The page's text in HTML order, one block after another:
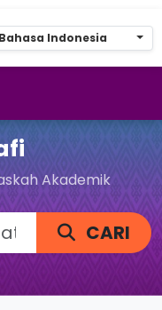
Bahasa Indonesia
Akademik
CARI